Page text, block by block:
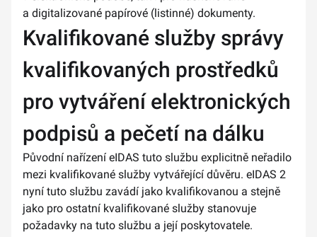
a digitalizované papírové (listinné) dokumenty.
Kvalifikované služby správy
kvalifikovaných prostředků
pro vytváření elektronických
podpisů a pečetí na dálku
Původní nařízení eIDAS tuto službu explicitně neřadilo
mezi kvalifikované služby vytvářející důvěru. eIDAS 2
nyní tuto službu zavádí jako kvalifikovanou a stejně
jako pro ostatní kvalifikované služby stanovuje
požadavky na tuto službu a její poskytovatele.